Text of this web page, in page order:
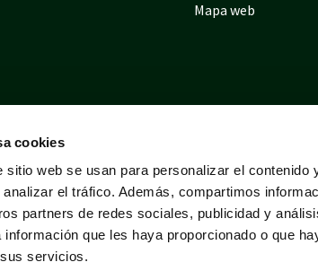
cookies
sitio web se usan para personalizar el contenido
el tráfico. Además, compartimos
partners de redes sociales, publicidad y
que les haya proporcionado o que
servicios.
Mapa web